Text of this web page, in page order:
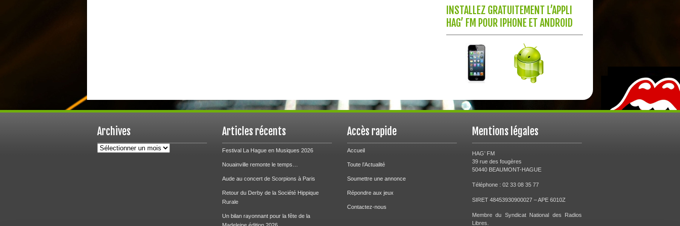
INSTALLEZ GRATUITEMENT L’APPLI
HAG’ FM POUR IPHONE ET ANDROID
Archives
Archives
Articles récents
Festival La Hague en Musiques 2026
Nouainville remonte le temps…
Aude au concert de Scorpions à Paris
Retour du Derby de la Société Hippique
Rurale
Un bilan rayonnant pour la fête de la
Accès rapide
Accueil
Toute l’Actualité
Soumettre une annonce
Répondre aux jeux
Contactez-nous
Mentions légales
HAG’ FM
39 rue des fougères
50440 BEAUMONT-HAGUE
Téléphone : 02 33 08 35 77
SIRET 48453930900027 – APE 6010Z
Membre du Syndicat National des Radios
Libres.